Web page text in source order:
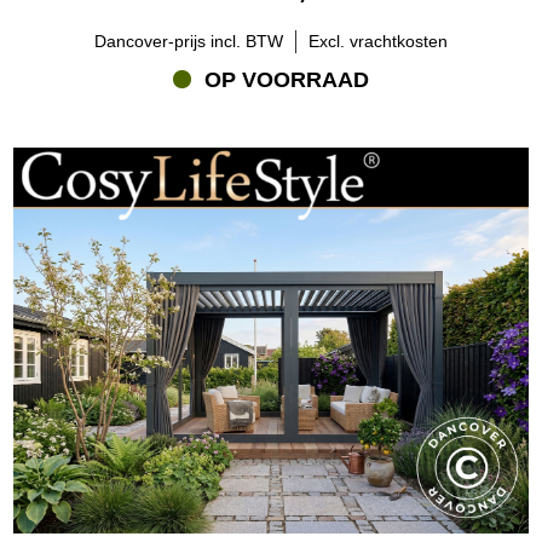
* Lamellenwanden voor de bioklimatische pergola paviljoen San
* Zijwand met netstof voor de pergola paviljoen San Fernando – en
nog veel meer
Deze accessoires zijn op maat gemaakt, eenvoudig te monteren
met het meegeleverde bevestigingsmateriaal, en bieden flexibiliteit.
Zo kun je schermen of gordijnen openen en sluiten naar gelang
het weer of je eigen wensen. Bekijk hieronder het volledige
assortiment.
Hoe verbeteren schermen en zijwanden het gebruik en de
sfeer?
Door je tuinpaviljoen of pergola gedeeltelijk af te schermen,
verleng je de gebruiksduur over de dag en door de seizoenen
heen. Geniet van je ochtendkoffie zonder fel zonlicht, zoek
schaduw in de middag of creëer een gezellige hoek in de avond.
Zijwanden en schermen geven structuur en stijl aan je tuin, en
Dancover-prijs incl. BTW Excl. vrachtkosten
OP VOORRAAD